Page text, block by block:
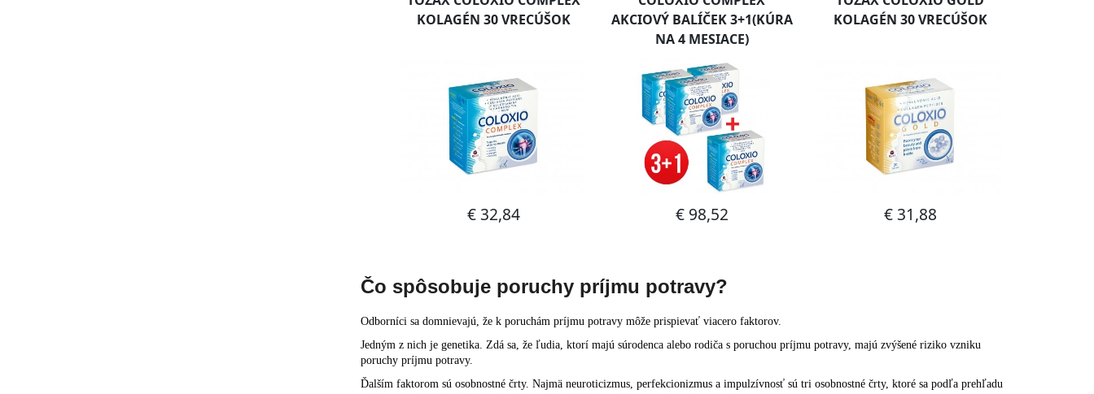
Čo spôsobuje poruchy príjmu potravy?
Odborníci sa domnievajú, že k poruchám príjmu potravy môže prispievať viacero faktorov.
Jedným z nich je genetika. Zdá sa, že ľudia, ktorí majú súrodenca alebo rodiča s poruchou príjmu potravy, majú zvýšené riziko vzniku
poruchy príjmu potravy.
Ďalším faktorom sú osobnostné črty. Najmä neuroticizmus, perfekcionizmus a impulzívnosť sú tri osobnostné črty, ktoré sa podľa prehľadu